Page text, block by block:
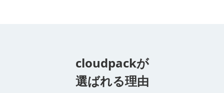
cloudpackが
選ばれる理由